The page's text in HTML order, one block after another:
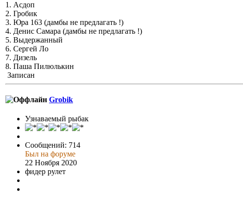
1. Асдоп
2. Гробик
3. Юра 163 (дамбы не предлагать !)
4. Денис Самара (дамбы не предлагать !)
5. Выдержанный
6. Сергей Ло
7. Дизель
8. Паша Пилюлькин
Записан
Grobik
Узнаваемый рыбак
Сообщений: 714
Был на форуме
22 Ноября 2020
фидер рулет